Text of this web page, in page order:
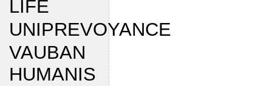
LIFE
UNIPREVOYANCE
VAUBAN
HUMANIS